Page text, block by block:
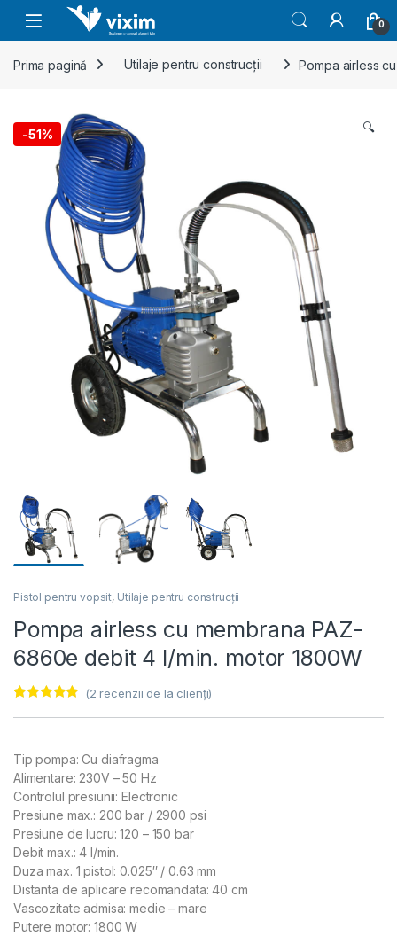
Skip to navigation
Skip to content
0
Prima pagină Utilaje pentru construcții Pompa airless
-51% 🔍
Pistol pentru vopsit, Utilaje pentru construcții
Pompa airless cu membrana PAZ-
6860e debit 4 l/min. motor 1800W
clienți
(2 recenzii de la clienți)
Tip pompa: Cu diafragma
Alimentare: 230V – 50 Hz
Controlul presiunii: Electronic
Presiune max.: 200 bar / 2900 psi
Presiune de lucru: 120 – 150 bar
Debit max.: 4 l/min.
Duza max. 1 pistol: 0.025″ / 0.63 mm
Distanta de aplicare recomandata: 40 cm
Vascozitate admisa: medie – mare
Putere motor: 1800 W